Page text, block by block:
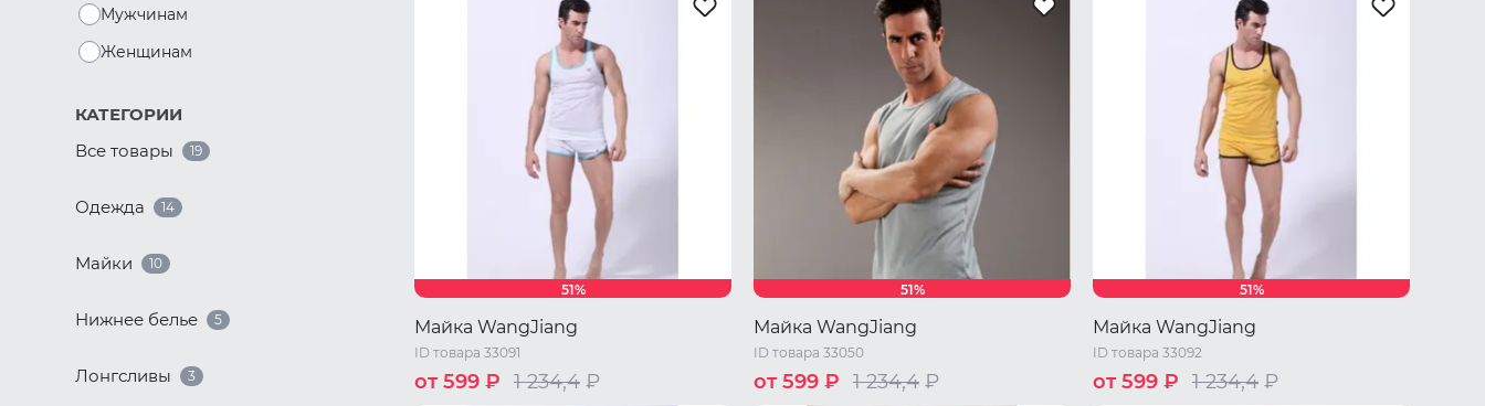
Мужчинам
Женщинам
КАТЕГОРИИ
Все товары
19
Одежда 14
Майки 10
Нижнее белье 5
Лонгсливы 3
51%
Майка WangJiang
ID товара 33091
от 599 ₽ 1 234,4 ₽
51%
Майка WangJiang
ID товара 33050
от 599 ₽ 1 234,4 ₽
51%
Майка WangJiang
ID товара 33092
от 599 ₽ 1 234,4 ₽